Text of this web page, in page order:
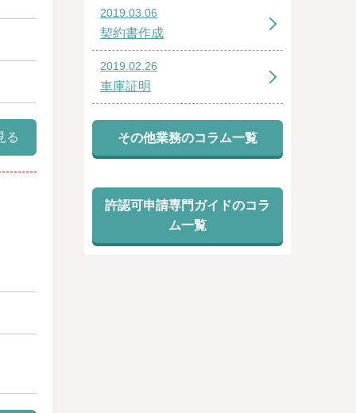
る
2019.03.06
契約書作成
2019.02.26
車庫証明
その他業務のコラム一覧
許認可申請専門ガイドのコラ
ム一覧